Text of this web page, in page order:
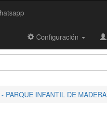
Configuración
PARQUE INFANTIL DE MADERA